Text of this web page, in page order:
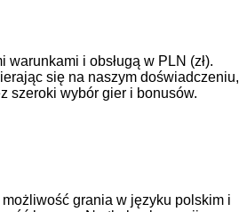
i obsługą w PLN (zł).
się na naszym doświadczeniu,
szeroki wybór gier i bonusów.
grania w języku polskim i